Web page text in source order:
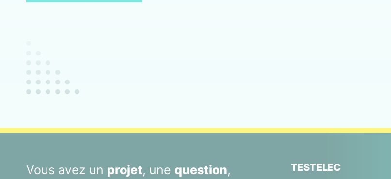
Vous avez un projet, une question,
TESTELEC